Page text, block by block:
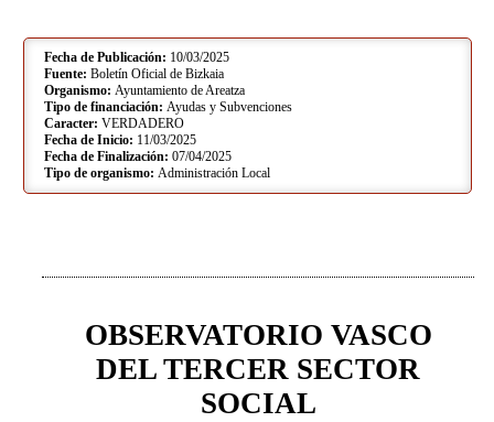
Fecha de Publicación: 10/03/2025
Fuente: Boletín Oficial de Bizkaia
Organismo: Ayuntamiento de Areatza
Tipo de financiación: Ayudas y Subvenciones
Caracter: VERDADERO
Fecha de Inicio: 11/03/2025
Fecha de Finalización: 07/04/2025
Tipo de organismo: Administración Local
OBSERVATORIO VASCO
DEL TERCER SECTOR
SOCIAL